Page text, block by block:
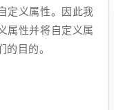
定义属性。因此我
属性并将自定义属
目的。